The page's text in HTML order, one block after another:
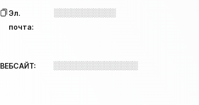
Эл.
почта:
░░░░░░░░░░░
ВЕБСАЙТ: ░░░░░░░░░░░░░░░